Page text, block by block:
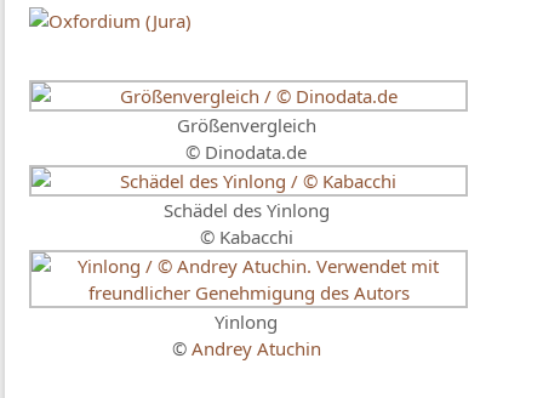
Größenvergleich
© Dinodata.de
Schädel des Yinlong
© Kabacchi
Yinlong
© Andrey Atuchin